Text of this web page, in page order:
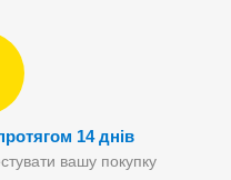
14 днів
вашу покупку